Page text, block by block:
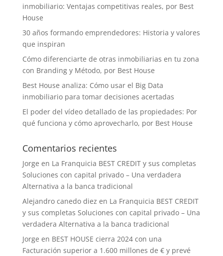
inmobiliario: Ventajas competitivas reales, por Best
House
30 años formando emprendedores: Historia y valores
que inspiran
Cómo diferenciarte de otras inmobiliarias en tu zona
con Branding y Método, por Best House
Best House analiza: Cómo usar el Big Data
inmobiliario para tomar decisiones acertadas
El poder del vídeo detallado de las propiedades: Por
qué funciona y cómo aprovecharlo, por Best House
Comentarios recientes
Jorge en La Franquicia BEST CREDIT y sus completas
Soluciones con capital privado – Una verdadera
Alternativa a la banca tradicional
Alejandro canedo diez en La Franquicia BEST CREDIT
y sus completas Soluciones con capital privado – Una
verdadera Alternativa a la banca tradicional
Jorge en BEST HOUSE cierra 2024 con una
Facturación superior a 1.600 millones de € y prevé